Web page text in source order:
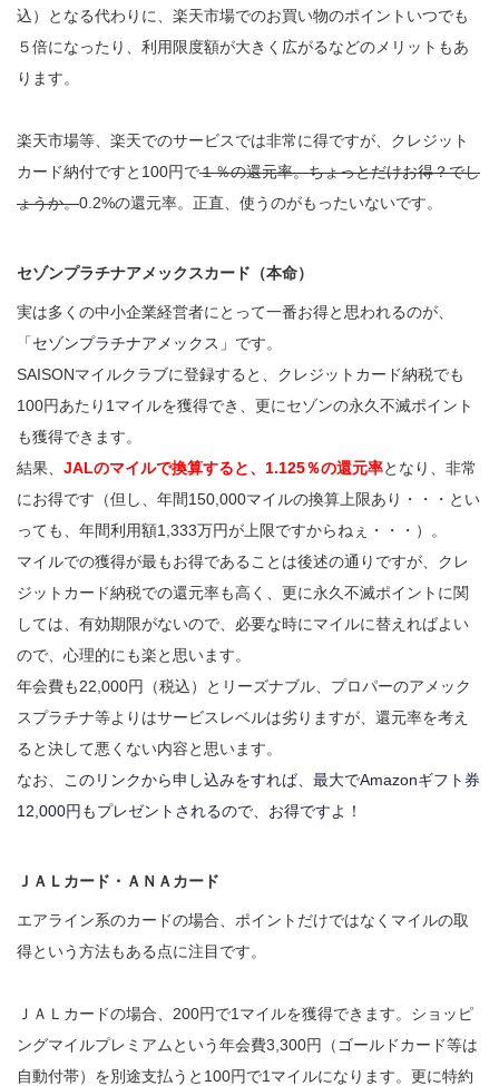
込）となる代わりに、楽天市場でのお買い物のポイントいつでも
５倍になったり、利用限度額が大きく広がるなどのメリットもあ
ります。
楽天市場等、楽天でのサービスでは非常に得ですが、クレジット
カード納付ですと100円で１％の還元率。ちょっとだけお得？でし
ょうか。0.2%の還元率。正直、使うのがもったいないです。
セゾンプラチナアメックスカード（本命）
実は多くの中小企業経営者にとって一番お得と思われるのが、
「セゾンプラチナアメックス」 です。
SAISONマイルクラブに登録すると、クレジットカード納税でも
100円あたり1マイルを獲得でき、更にセゾンの永久不滅ポイント
も獲得できます。
結果、 JALのマイルで換算すると、1.125％の還元率となり、非常
にお得です（但し、年間150,000マイルの換算上限あり・・・とい
っても、年間利用額1,333万円が上限ですからねぇ・・・）。
マイルでの獲得が最もお得であることは後述の通りですが、クレ
ジットカード納税での還元率も高く、更に永久不滅ポイントに関
しては、有効期限がないので、必要な時にマイルに替えればよい
ので、心理的にも楽と思います。
年会費も22,000円（税込）とリーズナブル、プロパーのアメック
スプラチナ等よりはサービスレベルは劣りますが、還元率を考え
ると決して悪くない内容と思います。
なお、
このリンクから申し込みをすれば、最大でAmazonギフト券
12,000円もプレゼントされるので、お得ですよ！
ＪＡＬカード・ＡＮＡカード
エアライン系のカードの場合、ポイントだけではなくマイルの取
得という方法もある点に注目です。
ＪＡＬカードの場合、200円で1マイルを獲得できます。ショッピ
ングマイルプレミアムという年会費3,300円（ゴールドカード等は
自動付帯）を別途支払うと100円で1マイルになります。更に特約